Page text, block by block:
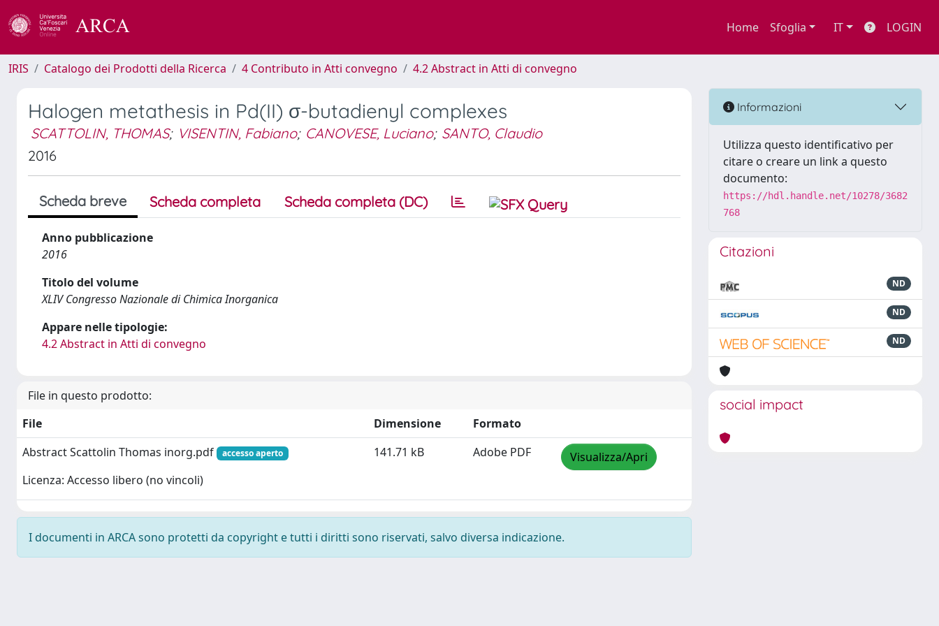
Home Sfoglia IT LOGIN
IRIS Catalogo dei Prodotti della Ricerca 4 Contributo in Atti convegno 4.2 Abstract in Atti di convegno
Halogen metathesis in Pd(II) σ-butadienyl complexes
SCATTOLIN, THOMAS; VISENTIN, Fabiano; CANOVESE, Luciano; SANTO, Claudio
2016
Scheda breve Scheda completa Scheda completa (DC)
Anno pubblicazione
2016
Titolo del volume
XLIV Congresso Nazionale di Chimica Inorganica
Appare nelle tipologie:
4.2 Abstract in Atti di convegno
File in questo prodotto:
File
Dimensione
Formato
Abstract Scattolin Thomas inorg.pdf
accesso aperto
Licenza: Accesso libero (no vincoli)
141.71 kB Adobe PDF Visualizza/Apri
I documenti in ARCA sono protetti da copyright e tutti i diritti sono riservati, salvo diversa indicazione.
Informazioni
Utilizza questo identificativo per
citare o creare un link a questo
documento:
https://hdl.handle.net/10278/3682
768
Citazioni
ND
ND
ND
social impact